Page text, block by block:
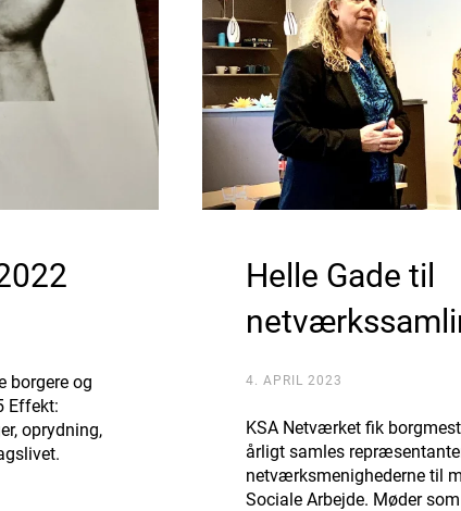
borgere og
Effekt:
oprydning,
Helle Gade til
4. APRIL 2023
KSA Netværket fik
årligt samles
netværksmenighederne til
Sociale Arbejde. Møder